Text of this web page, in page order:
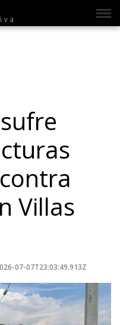
Villas
07-07T23:03:49.913Z